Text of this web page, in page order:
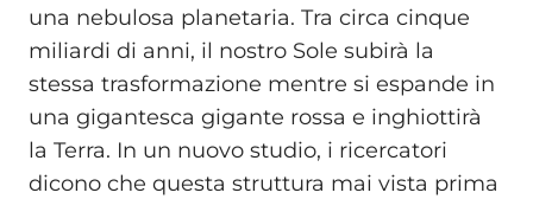
una nebulosa planetaria. Tra circa cinque
miliardi di anni, il nostro Sole subirà la
stessa trasformazione mentre si espande in
una gigantesca gigante rossa e inghiottirà
la Terra. In un nuovo studio, i ricercatori
dicono che questa struttura mai vista prima